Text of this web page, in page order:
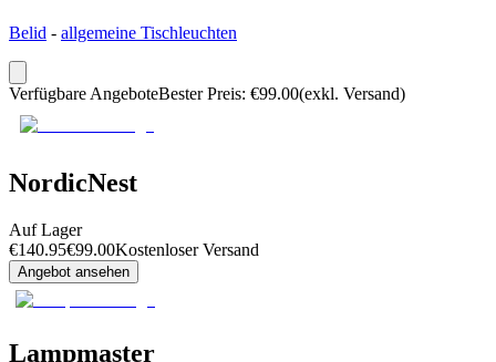
Belid - allgemeine Tischleuchten
Verfügbare AngeboteBester Preis: €99.00(exkl. Versand)
NordicNest
Auf Lager
€140.95€99.00Kostenloser Versand
Angebot ansehen
Lampmaster